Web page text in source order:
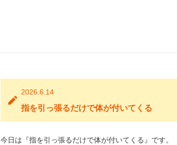
2026.6.14
指を引っ張るだけで体が付いてくる
今日は『指を引っ張るだけで体が付いてくる』です。